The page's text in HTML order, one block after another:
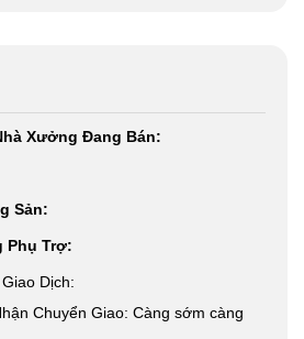
Xưởng Đang Bán:
Sản:
Phụ Trợ:
Dịch:
Chuyển Giao: Càng sớm càng